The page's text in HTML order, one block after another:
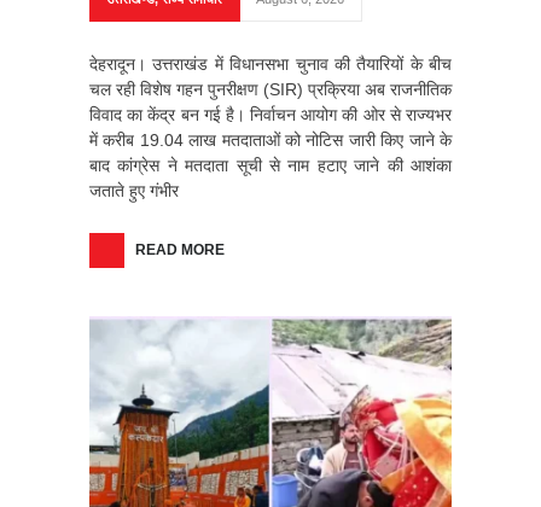
देहरादून। उत्तराखंड में विधानसभा चुनाव की तैयारियों के बीच
चल रही विशेष गहन पुनरीक्षण (SIR) प्रक्रिया अब राजनीतिक
विवाद का केंद्र बन गई है। निर्वाचन आयोग की ओर से राज्यभर
में करीब 19.04 लाख मतदाताओं को नोटिस जारी किए जाने के
बाद कांग्रेस ने मतदाता सूची से नाम हटाए जाने की आशंका
जताते हुए गंभीर
READ MORE